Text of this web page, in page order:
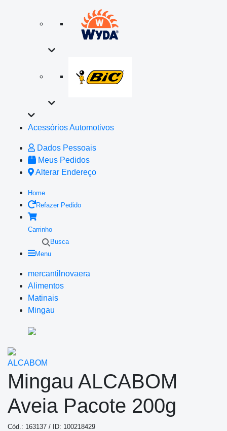
Acessórios Automotivos
Dados Pessoais
Meus Pedidos
Alterar Endereço
Home
Refazer Pedido
Carrinho
Busca
Menu
mercantilnovaera
Alimentos
Matinais
Mingau
ALCABOM
Mingau ALCABOM
Aveia Pacote 200g
Cód.: 163137 / ID: 100218429